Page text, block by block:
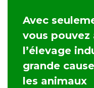
Avec
vous
l’élevage
grande
les animaux